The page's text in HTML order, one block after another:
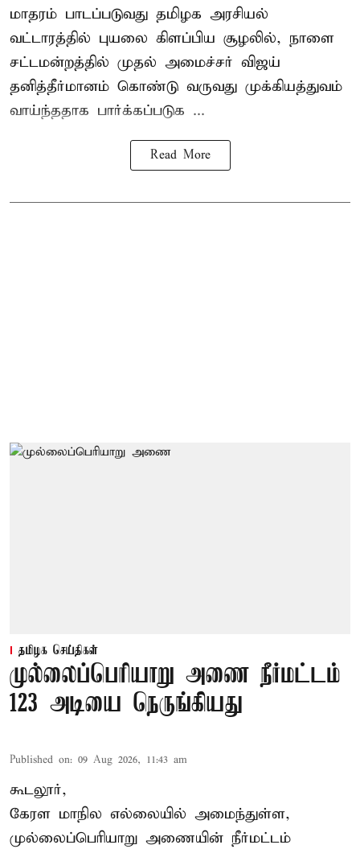
மாதரம் பாடப்படுவது தமிழக அரசியல்
வட்டாரத்தில் புயலை கிளப்பிய சூழலில், நாளை
சட்டமன்றத்தில் முதல் அமைச்சர் விஜய்
தனித்தீர்மானம் கொண்டு வருவது முக்கியத்துவம்
வாய்ந்ததாக பார்க்கப்படுக ...
Read More
தமிழக செய்திகள்
முல்லைப்பெரியாறு அணை நீர்மட்டம்
123 அடியை நெருங்கியது
Published on: 09 Aug 2026, 11:43 am
கூடலூர்,
கேரள மாநில எல்லையில் அமைந்துள்ள,
முல்லைப்பெரியாறு அணையின் நீர்மட்டம்